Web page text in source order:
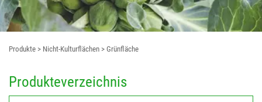
Produkte > Nicht-Kulturflächen > Grünfläche
Produkteverzeichnis